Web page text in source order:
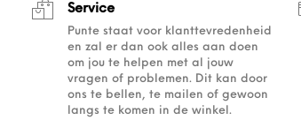
Service
Punte staat voor klanttevredenheid
en zal er dan ook alles aan doen
om jou te helpen met al jouw
vragen of problemen. Dit kan door
ons te bellen, te mailen of gewoon
langs te komen in de winkel.